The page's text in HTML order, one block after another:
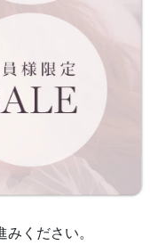
ください。